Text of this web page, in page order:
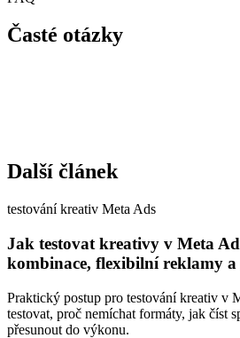
Časté otázky
Další článek
testování kreativ Meta Ads
Jak testovat kreativy v Meta
kombinace, flexibilní reklamy a
Praktický postup pro testování kreativ v
testovat, proč nemíchat formáty, jak číst
přesunout do výkonu.